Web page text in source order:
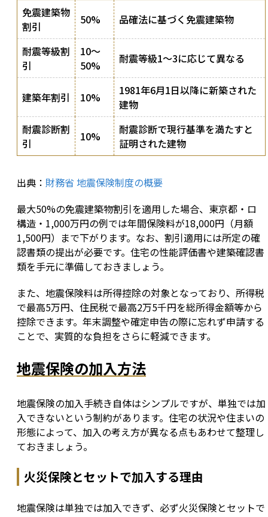
免震建築物
割引
50% 品確法に基づく免震建築物
耐震等級割
引
10〜
50%
耐震等級1〜3に応じて異なる
建築年割引 10%
1981年6月1日以降に新築された
建物
耐震診断割
引
10%
耐震診断で現行基準を満たすと
証明された建物
出典： 財務省 地震保険制度の概要
最大50%の免震建築物割引を適用した場合、東京都・ロ
構造・1,000万円の例では年間保険料が18,000円（月額
1,500円）まで下がります。なお、割引適用には所定の確
認書類の提出が必要です。住宅の性能評価書や建築確認書
類を手元に準備しておきましょう。
また、地震保険料は所得控除の対象となっており、所得税
で最高5万円、住民税で最高2万5千円を総所得金額等から
控除できます。年末調整や確定申告の際に忘れず申請する
ことで、実質的な負担をさらに軽減できます。
地震保険の加入方法
地震保険の加入手続き自体はシンプルですが、単独では加
入できないという制約があります。住宅の状況や住まいの
形態によって、加入の考え方が異なる点もあわせて整理し
ておきましょう。
火災保険とセットで加入する理由
地震保険は単独では加入できず、必ず火災保険とセットで